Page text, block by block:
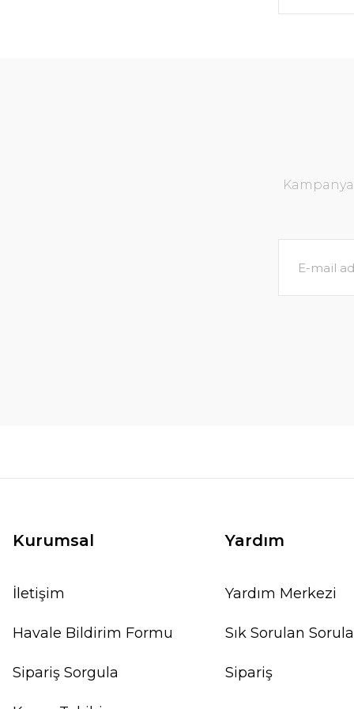
Kurumsal
İletişim
Havale Bildirim Formu
Sipariş Sorgula
Yardım
Yardım Merkezi
Sık Sorulan
Sipariş